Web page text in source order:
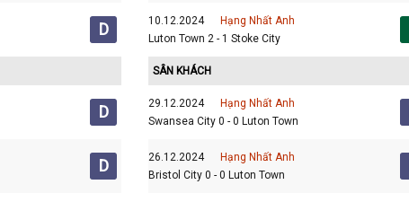
D
D
D
10.12.2024
Hạng Nhất Anh
Luton Town 2 - 1 Stoke City
SÂN KHÁCH
29.12.2024
Hạng Nhất Anh
Swansea City 0 - 0 Luton Town
26.12.2024
Hạng Nhất Anh
Bristol City 0 - 0 Luton Town